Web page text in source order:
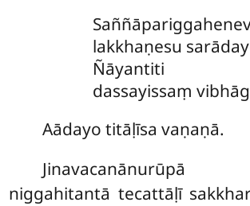
lakkhaṇesu
Ñāyantiti
dassayissaṃ
Aādayo titāḷīsa vaṇaṇā.
Jinavacanānurūpā
niggahitantā tecattāḷī